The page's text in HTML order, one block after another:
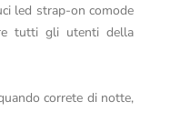
led strap-on comode
tutti gli utenti della
correte di notte,